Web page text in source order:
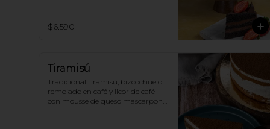
$6.590
Tiramisú
Tradicional tiramisú, bizcochuelo
remojado en café y licor de café
con mousse de queso mascarpone